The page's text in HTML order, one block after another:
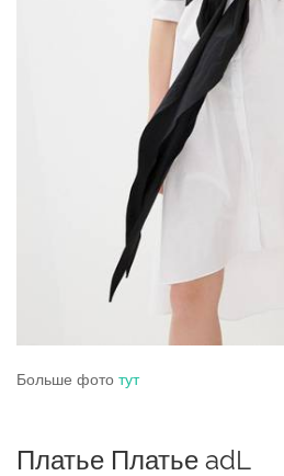
Больше фото тут
Платье Платье adL